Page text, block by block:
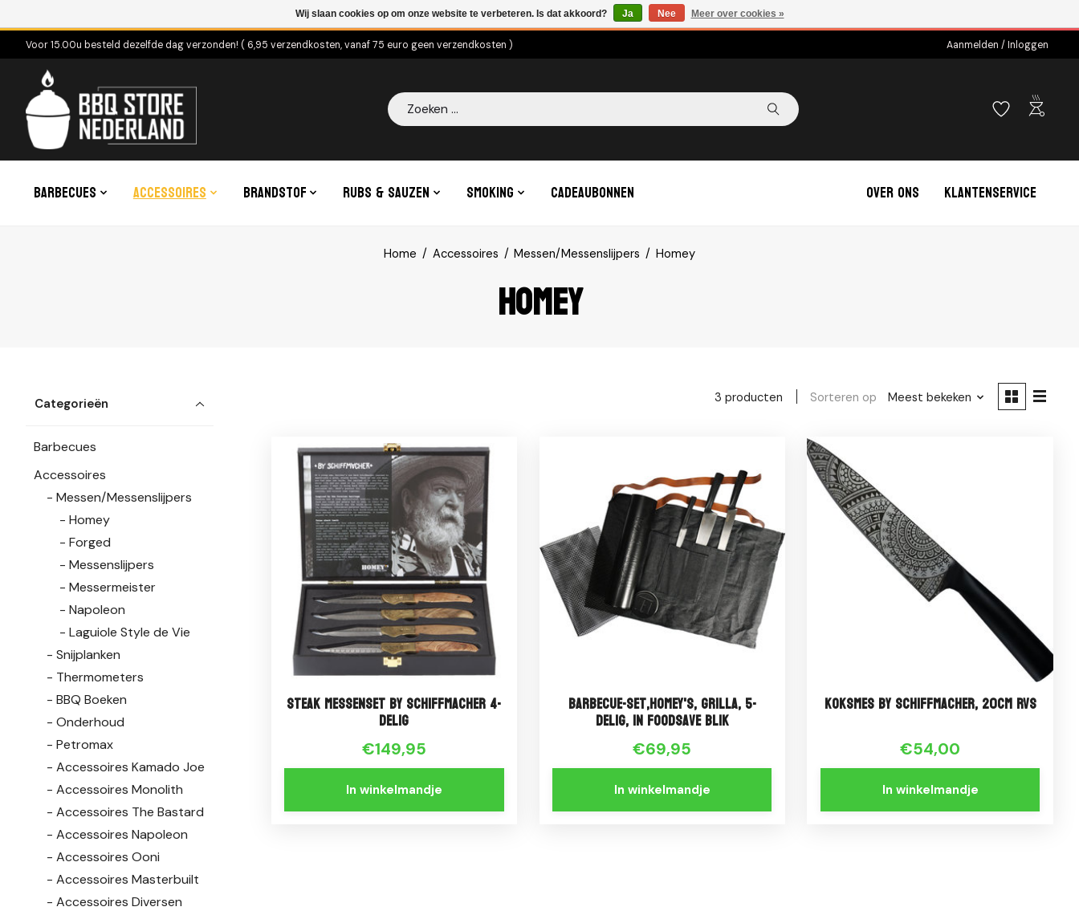
Voor 15.00u besteld dezelfde dag verzonden! ( 6,95 verzendkosten, vanaf 75 euro geen verzendkosten ) Aanmelden / Inloggen
Zoeken outdoor_grill
Barbecues Accessoires Brandstof Rubs & Sauzen Smoking Cadeaubonnen Over ons Klantenservice
Home / Accessoires / Messen/Messenslijpers / Homey
Homey
Categorieën
Barbecues
Accessoires
Messen/Messenslijpers
Homey
Forged
Messenslijpers
Messermeister
Napoleon
Laguiole Style de Vie
Snijplanken
Thermometers
BBQ Boeken
Onderhoud
Petromax
Accessoires Kamado Joe
Accessoires Monolith
Accessoires The Bastard
Accessoires Napoleon
Accessoires Ooni
Accessoires Masterbuilt
Accessoires Diversen
3 producten Sorteren op Meest bekeken
Steak messenset By Schiffmacher 4-
delig
€149,95
In winkelmandje
Barbecue-set,Homey's, Grilla, 5-
delig, in foodsave blik
€69,95
In winkelmandje
Koksmes By Schiffmacher, 20cm RVS
€54,00
In winkelmandje
Wij slaan cookies op om onze website te verbeteren. Is dat akkoord? Ja Nee Meer over cookies »